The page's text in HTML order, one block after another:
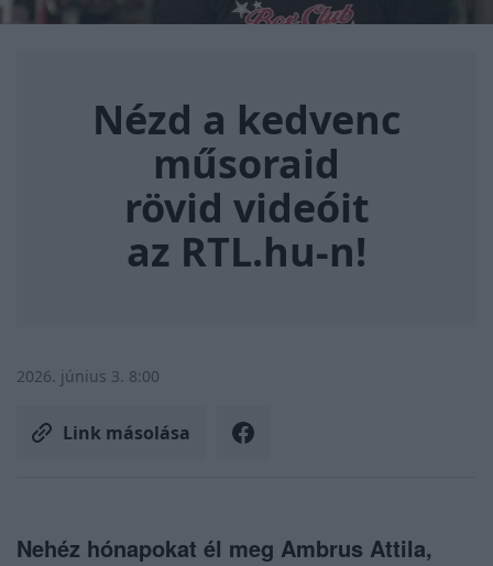
Nézd a kedvenc
műsoraid
rövid videóit
az RTL.hu-n!
2026. június 3. 8:00
Link másolása
Nehéz hónapokat él meg Ambrus Attila,